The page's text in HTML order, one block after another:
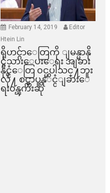
February 14, 2019
Editor
Htein Lin
ရိုဟင္ဂ်ာေတြကို ျမန္မာနို
င္ငံသားေပးေရး အျခား
နိုင္ငံေတြ ၀င္မပါသင္႔ဘူး
လို႔ စင္ကာပူနုိင္ငံျခားေ
ရး၀န္ၾကီးဆို